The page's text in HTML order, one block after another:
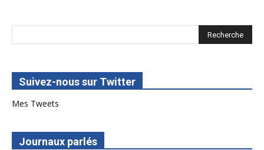
Suivez-nous sur Twitter
Mes Tweets
Journaux parlés